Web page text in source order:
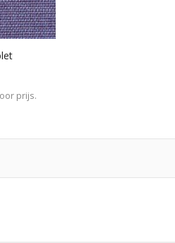
prijs.